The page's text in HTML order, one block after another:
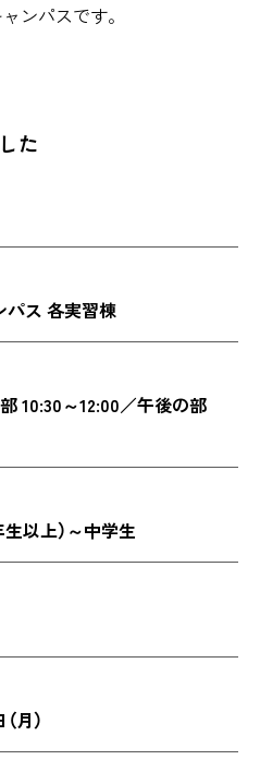
ンパスです。
た
パス 各実習棟
10:30～12:00／午後の部
以上）～中学生
月）